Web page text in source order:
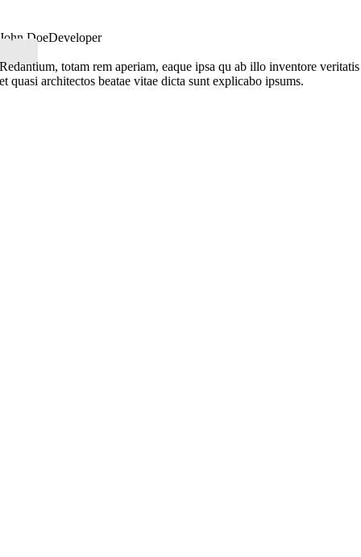
John DoeDeveloper
Redantium, totam rem aperiam, eaque ipsa qu ab illo inventore veritatis
et quasi architectos beatae vitae dicta sunt explicabo ipsums.